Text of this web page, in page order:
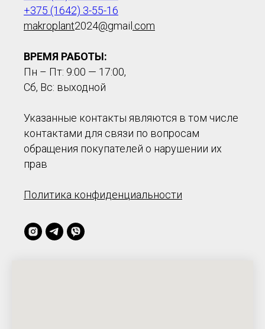
+375 (1642) 3-55-16
makroplant2024@gmail .com
ВРЕМЯ РАБОТЫ:
Пн – Пт: 9:00 — 17:00,
Сб, Вс: выходной
Указанные контакты являются в том числе
контактами для связи по вопросам
обращения покупателей о нарушении их
прав
Политика конфиденциальности